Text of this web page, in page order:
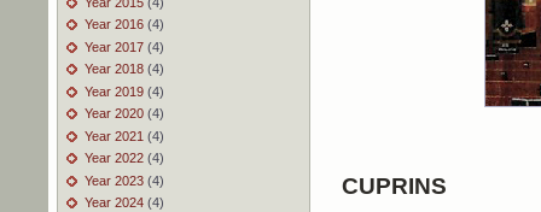
Year 2016 (4)
Year 2017 (4)
Year 2018 (4)
Year 2019 (4)
Year 2020 (4)
Year 2021 (4)
Year 2022 (4)
Year 2023 (4)
Year 2024 (4)
CUPRINS